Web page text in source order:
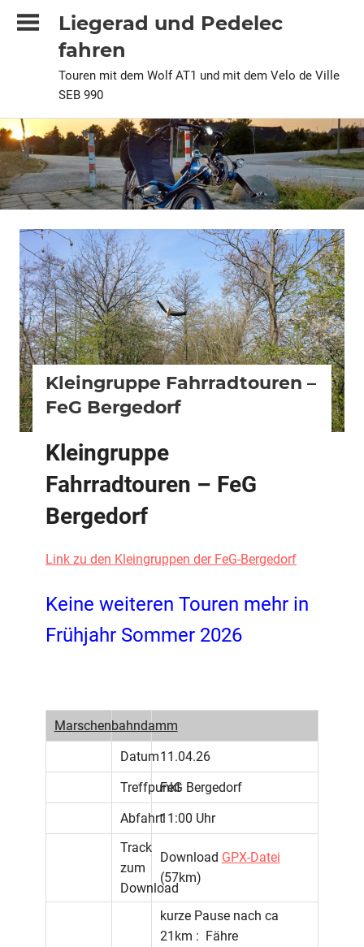
Inhalt
Liegerad und Pedelec
fahren
Touren mit dem Wolf AT1 und mit dem Velo de Ville
SEB 990
Kleingruppe Fahrradtouren –
FeG Bergedorf
Kleingruppe
Fahrradtouren – FeG
Bergedorf
Link zu den Kleingruppen der FeG-Bergedorf
Keine weiteren Touren mehr in
Frühjahr Sommer 2026
Marschenbahndamm
Datum11.04.26
TreffpunktFeG Bergedorf
Abfahrt11:00 Uhr
Track
zum
Download
Download GPX-Datei
(57km)
kurze Pause nach ca
21km : Fähre